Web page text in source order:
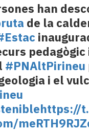
han
de la
pedagògic
#PNAltPirineu
i el
https://